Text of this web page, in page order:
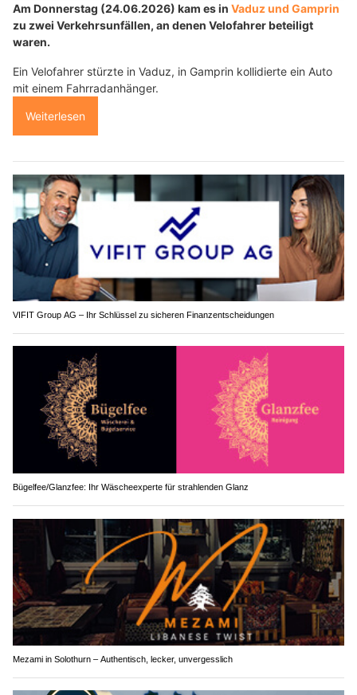
Am Donnerstag (24.06.2026) kam es in Vaduz und Gamprin
zu zwei Verkehrsunfällen, an denen Velofahrer beteiligt
waren.
Ein Velofahrer stürzte in Vaduz, in Gamprin kollidierte ein Auto
mit einem Fahrradanhänger.
Weiterlesen
VIFIT Group AG – Ihr Schlüssel zu sicheren Finanzentscheidungen
Bügelfee/Glanzfee: Ihr Wäscheexperte für strahlenden Glanz
Mezami in Solothurn – Authentisch, lecker, unvergesslich